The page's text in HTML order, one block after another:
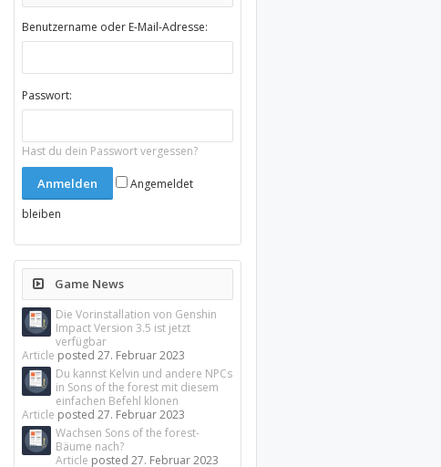
Benutzername oder E-Mail-Adresse:
Passwort:
Hast du dein Passwort vergessen?
Angemeldet
bleiben
Game News
Die Vorinstallation von Genshin
Impact Version 3.5 ist jetzt
verfügbar
Article posted27. Februar 2023
Du kannst Kelvin und andere NPCs
in Sons of the forest mit diesem
einfachen Befehl klonen
Article posted27. Februar 2023
Wachsen Sons of the forest-
Bäume nach?
Article posted27. Februar 2023